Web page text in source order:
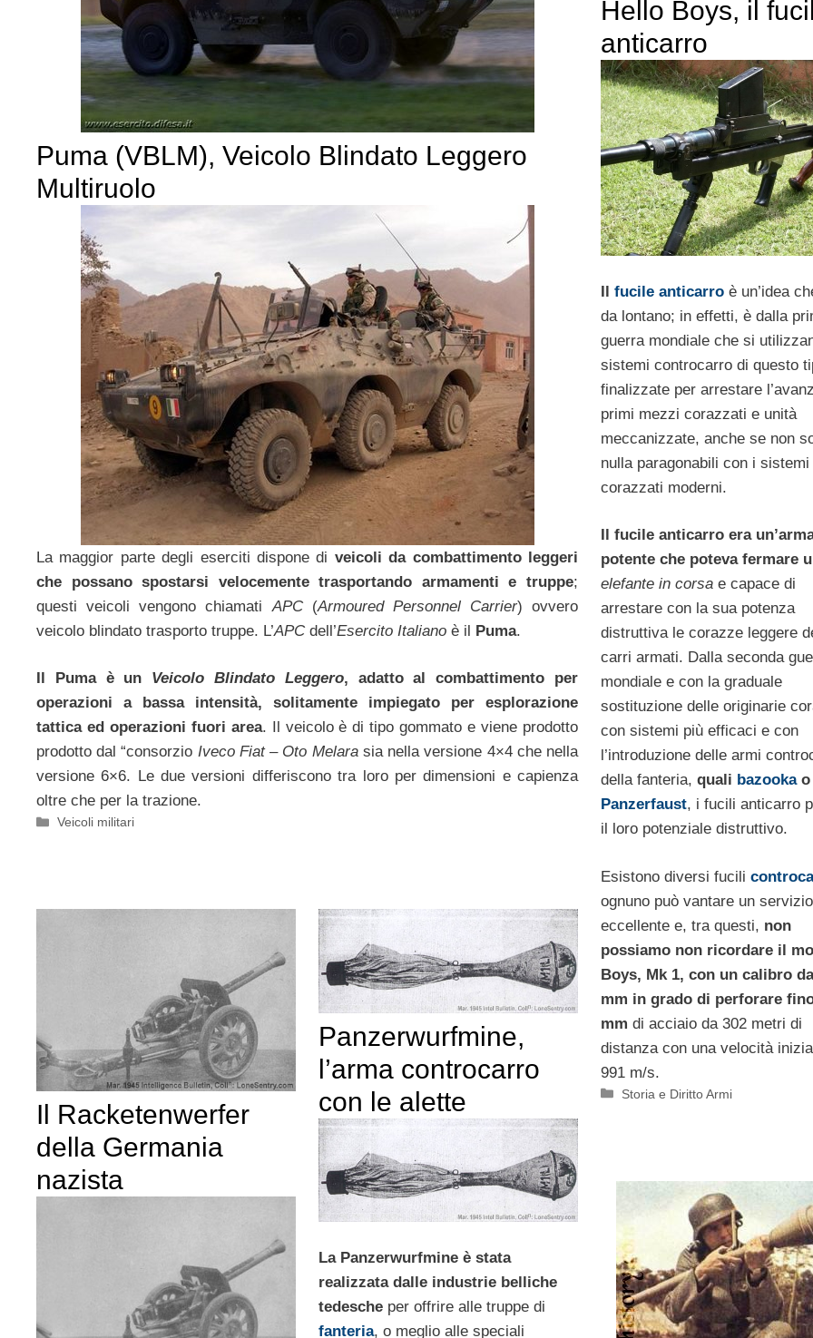
Puma (VBLM), Veicolo Blindato Leggero
Multiruolo
La maggior parte degli eserciti dispone di veicoli da combattimento leggeri
che possano spostarsi velocemente trasportando armamenti e truppe;
questi veicoli vengono chiamatiAPC(Armoured Personnel Carrier) ovvero
veicolo blindato trasporto truppe. L’APCdell’Esercito Italiano è il Puma.
Il Puma è un Veicolo Blindato Leggero, adatto al combattimento per
operazioni a bassa intensità, solitamente impiegato per esplorazione
tattica ed operazioni fuori area. Il veicolo è di tipo gommato e viene prodotto
prodotto dal “consorzio Iveco Fiat – Oto Melarasia nella versione 4×4 che nella
versione 6×6. Le due versioni differiscono tra loro per dimensioni e capienza
oltre che per la trazione.
Categorie
Veicoli militari
Hello Boys, il
anticarro
Il fucile anticarroè un’idea
da lontano; in effetti, è dalla
guerra mondiale che si
sistemi controcarro di questo
finalizzate per arrestare
primi mezzi corazzati e unità
meccanizzate, anche se non
nulla paragonabili con i sistemi
corazzati moderni.
Il fucile anticarro era
potente che poteva fermare
elefante in corsae capace di
arrestare con la sua potenza
distruttiva le corazze leggere
carri armati. Dalla seconda
mondiale e con la graduale
sostituzione delle originarie
con sistemi più efficaci e con
l’introduzione delle armi
della fanteria, quali bazookao
Panzerfaust, i fucili anticarro
il loro potenziale distruttivo.
Esistono diversi fucili
ognuno può vantare un servizio
eccellente e, tra questi, non
possiamo non ricordare il
Boys, Mk 1, con un calibro
mm in grado di perforare
mm di acciaio da 302 metri di
distanza con una velocità
991 m/s.
Categorie
Storia e Diritto Armi
Il Racketenwerfer
della Germania
nazista
Panzerwurfmine,
l’arma controcarro
con le alette
La Panzerwurfmine è stata
realizzata dalle industrie belliche
tedesche per offrire alle truppe di
fanteria, o meglio alle speciali